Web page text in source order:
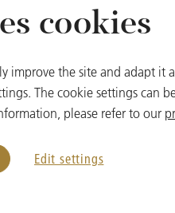
Concert in
cookies
improve the site and adapt it
The cookie settings can
please refer to our
Edit settings